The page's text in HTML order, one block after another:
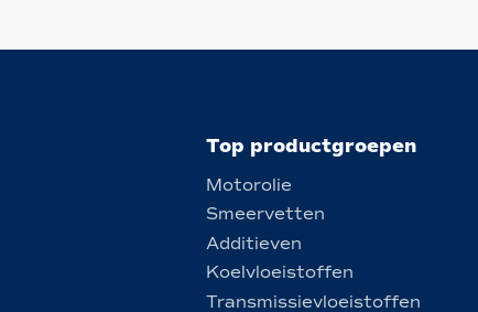
Top productgroepen
Motorolie
Smeervetten
Additieven
Koelvloeistoffen
Transmissievloeistoffen